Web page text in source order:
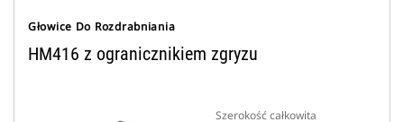
Głowice Do Rozdrabniania
HM416 z ogranicznikiem zgryzu
Szerokość całkowita